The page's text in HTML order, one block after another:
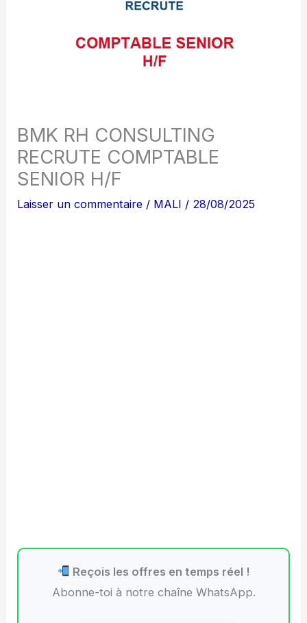
BMK RH CONSULTING
RECRUTE COMPTABLE
SENIOR H/F
Laisser un commentaire / MALI / 28/08/2025
Reçois les offres en temps réel !
Abonne-toi à notre chaîne WhatsApp.